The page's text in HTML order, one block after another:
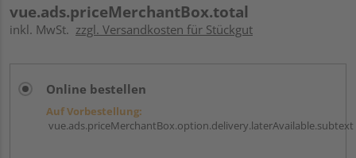
vue.ads.priceMerchantBox.total
inkl. MwSt. zzgl. Versandkosten für Stückgut
Online bestellen
Auf Vorbestellung:
vue.ads.priceMerchantBox.option.delivery.laterAvailable.subtext